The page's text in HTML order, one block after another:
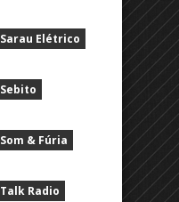
Sarau Elétrico
Sebito
Som & Fúria
Talk Radio